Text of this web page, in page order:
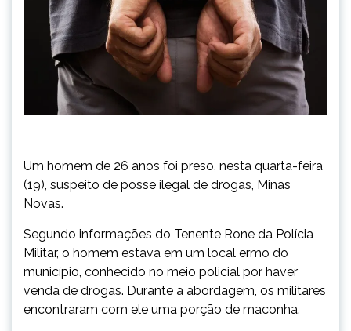
Um homem de 26 anos foi preso, nesta quarta-feira
(19), suspeito de posse ilegal de drogas, Minas
Novas.
Segundo informações do Tenente Rone da Polícia
Militar, o homem estava em um local ermo do
município, conhecido no meio policial por haver
venda de drogas. Durante a abordagem, os militares
encontraram com ele uma porção de maconha.